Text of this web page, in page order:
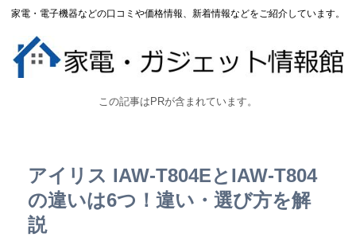
家電・電子機器などの口コミや価格情報、新着情報などをご紹介しています。
この記事はPRが含まれています。
アイリス IAW-T804EとIAW-T804
の違いは6つ！違い・選び方を解
説